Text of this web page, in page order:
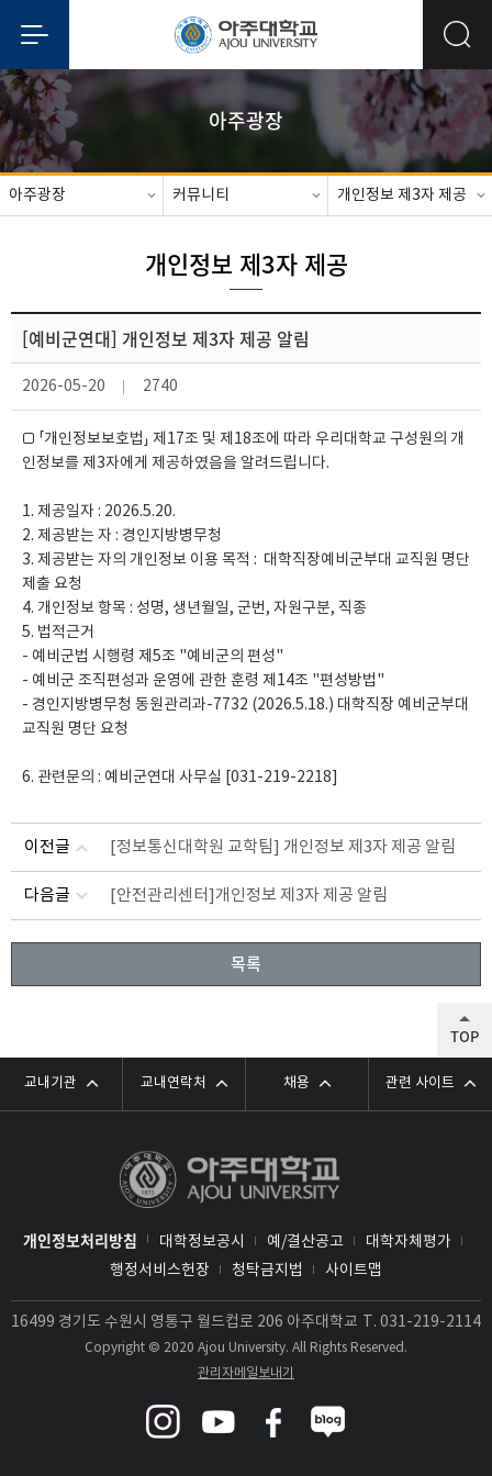
아주광장
아주광장 커뮤니티 개인정보 제3자 제공
개인정보 제3자 제공
[예비군연대] 개인정보 제3자 제공 알림
2026-05-20 2740
□ 「개인정보보호법」 제17조 및 제18조에 따라 우리대학교 구성원의 개
인정보를 제3자에게 제공하였음을 알려드립니다.
1. 제공일자 : 2026.5.20.
2. 제공받는 자 : 경인지방병무청
3. 제공받는 자의 개인정보 이용 목적 :  대학직장예비군부대 교직원 명단
제출 요청
4. 개인정보 항목 : 성명, 생년월일, 군번, 자원구분, 직종
5. 법적근거
- 예비군법 시행령 제5조 "예비군의 편성"
- 예비군 조직편성과 운영에 관한 훈령 제14조 "편성방법"
- 경인지방병무청 동원관리과-7732 (2026.5.18.) 대학직장 예비군부대
교직원 명단 요청
6. 관련문의 : 예비군연대 사무실 [031-219-2218]
이전글 [정보통신대학원 교학팀] 개인정보 제3자 제공 알림
다음글 [안전관리센터]개인정보 제3자 제공 알림
목록
교내기관 교내연락처 채용 관련 사이트
개인정보처리방침 대학정보공시 예/결산공고
대학자체평가
행정서비스헌장
청탁금지법 사이트맵
16499 경기도 수원시 영통구 월드컵로 206 아주대학교 T. 031-219-2114
Copyright © 2020 Ajou University. All Rights Reserved.
관리자메일보내기
TOP